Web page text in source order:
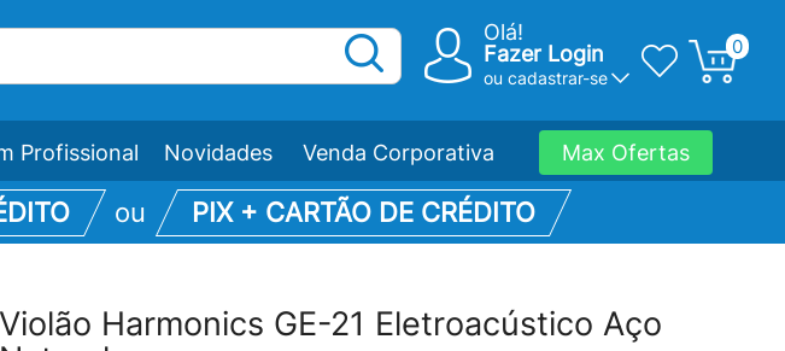
Olá!
Fazer Login
ou cadastrar-se
0
Profissional Novidades Venda Corporativa Max Ofertas
ou PIX + CARTÃO DE CRÉDITO
Violão Harmonics GE-21 Eletroacústico Aço